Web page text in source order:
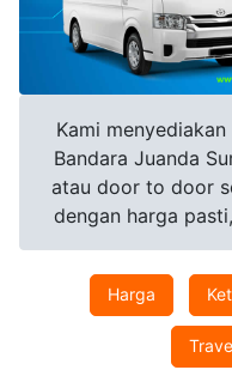
Kami
Bandara Juanda
atau door to door
dengan harga
Harga